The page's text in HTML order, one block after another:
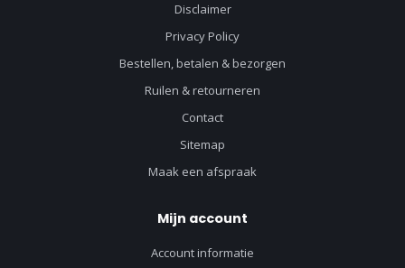
Disclaimer
Privacy Policy
Bestellen, betalen & bezorgen
Ruilen & retourneren
Contact
Sitemap
Maak een afspraak
Mijn account
Account informatie